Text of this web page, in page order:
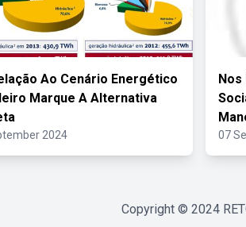
Ao Cenário Energético
Marque A Alternativa
2024
Nos
07
Copyright © 2024